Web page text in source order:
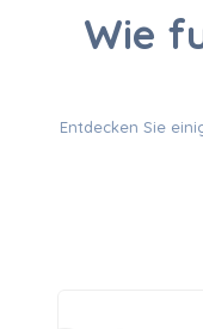
Wie
Entdecken Sie